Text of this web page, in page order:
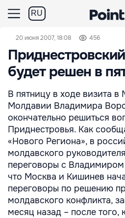
RU
20 июня 2007, 18:08 456
будет решен в
В пятницу в ходе визита в
Молдавии Владимира
окончательно решиться
Приднестровья. Как
«Нового Региона», в
молдавского
переговоры с
что Москва и Кишинев
переговоры по решению
молдавского конфликта,
месяц назад – после того,